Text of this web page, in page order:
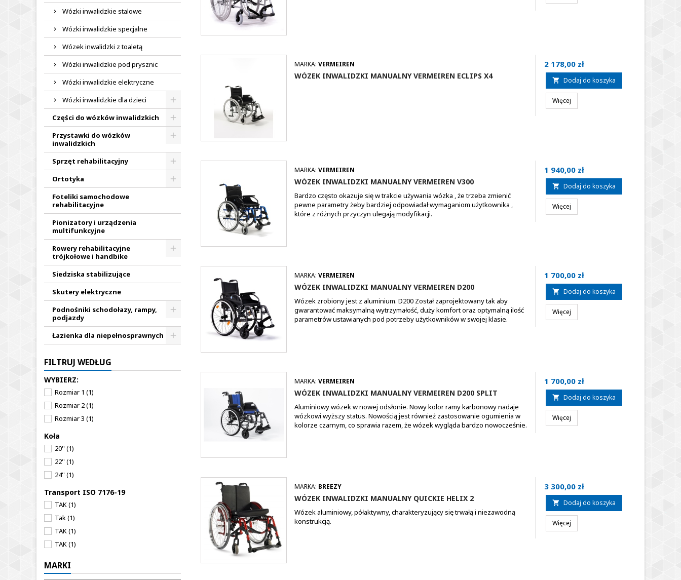
Wózki inwalidzkie stalowe
Wózki inwalidzkie specjalne
Wózek inwalidzki z toaletą
Wózki inwalidzkie pod prysznic
Wózki inwalidzkie elektryczne
Wózki inwalidzkie dla dzieci
Części do wózków inwalidzkich
Przystawki do wózków
inwalidzkich
Sprzęt rehabilitacyjny
Ortotyka
Foteliki samochodowe
rehabilitacyjne
Pionizatory i urządzenia
multifunkcyjne
Rowery rehabilitacyjne
trójkołowe i handbike
Siedziska stabilizujące
Skutery elektryczne
Podnośniki schodołazy, rampy,
podjazdy
Łazienka dla niepełnosprawnych
FILTRUJ WEDŁUG
WYBIERZ:
Rozmiar 1 (1)
Rozmiar 2(1)
Rozmiar 3 (1)
Koła
20'' (1)
22'' (1)
24'' (1)
Transport ISO 7176-19
TAK(1)
Tak(1)
TAK(1)
TAK(1)
MARKI
MARKA:VERMEIREN
WÓZEK INWALIDZKI MANUALNY VERMEIREN ECLIPS X4
Cena
2 178,00 zł
 Dodaj do koszyka
Więcej
MARKA:VERMEIREN
WÓZEK INWALIDZKI MANUALNY VERMEIREN V300
Bardzo często okazuje się w trakcie używania wózka , że trzeba zmienić
pewne parametry żeby bardziej odpowiadał wymaganiom użytkownika ,
które z różnych przyczyn ulegają modyfikacji.
Cena
1 940,00 zł
 Dodaj do koszyka
Więcej
MARKA:VERMEIREN
WÓZEK INWALIDZKI MANUALNY VERMEIREN D200
Wózek zrobiony jest z aluminium. D200 Został zaprojektowany tak aby
gwarantować maksymalną wytrzymałość, duży komfort oraz optymalną ilość
parametrów ustawianych pod potrzeby użytkowników w swojej klasie.
Cena
1 700,00 zł
 Dodaj do koszyka
Więcej
MARKA:VERMEIREN
WÓZEK INWALIDZKI MANUALNY VERMEIREN D200 SPLIT
Aluminiowy wózek w nowej odsłonie. Nowy kolor ramy karbonowy nadaje
wózkowi wyższy status. Nowością jest również zastosowanie ogumienia w
kolorze czarnym, co sprawia razem, że wózek wygląda bardzo nowocześnie.
Cena
1 700,00 zł
 Dodaj do koszyka
Więcej
MARKA: BREEZY
WÓZEK INWALIDZKI MANUALNY QUICKIE HELIX 2
Wózek aluminiowy, półaktywny, charakteryzujący się trwałą i niezawodną
konstrukcją.
Cena
3 300,00 zł
 Dodaj do koszyka
Więcej